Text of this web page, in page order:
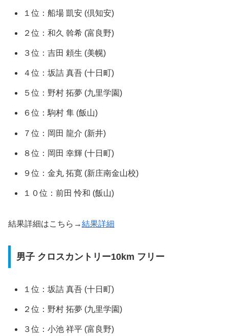
１位：船場 凱安 (倶知安)
２位：和久 斡希 (富良野)
３位：吉田 頼生 (美幌)
４位：坂詰 真吾 (十日町)
５位：野村 拓夢 (九里学園)
６位：駒村 隼 (飯山)
７位：岡田 龍介 (新井)
８位：岡田 幸輝 (十日町)
９位：金丸 拓寛 (新庄南金山校)
１０位：前田 怜和 (飯山)
結果詳細はこちら→結果詳細
男子 クロスカントリー10km フリー
１位：坂詰 真吾 (十日町)
２位：野村 拓夢 (九里学園)
３位：小池 祥平 (富良野)